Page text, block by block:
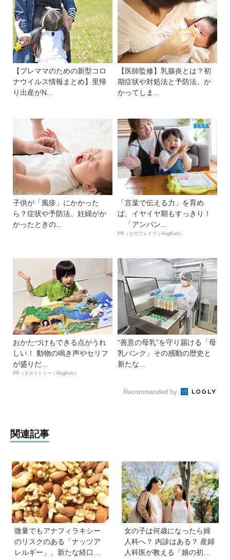
【プレママのための新型コロ
ナウイルス情報まとめ】里帰
り出産がN...
【医師監修】乳腺炎とは？初
期症状や対処法と予防法、か
かってしま...
子供が「風疹」にかかった
ら？症状や予防法、妊婦がか
かったときの...
「言葉で伝える力」を育め
ば、イヤイヤ期もすっきり！
「アンパン...
PR（セガフェイブ｜HugKum）
おかたづけもできる点がうれ
しい！ 動物の鳴き声やセリフ
が盛りだ...
PR（タカラトミー｜Hugkum）
“善意の母乳”を守り届ける「母
乳バンク」その感動の歴史と
新たな...
Recommended by
関連記事
微量でもアナフィラキシー
のリスクのある「ナッツア
レルギー」。新たな経口免
女の子は何歳になったら婦
人科へ？ 内診はある？ 産婦
人科医が教える「娘の初め